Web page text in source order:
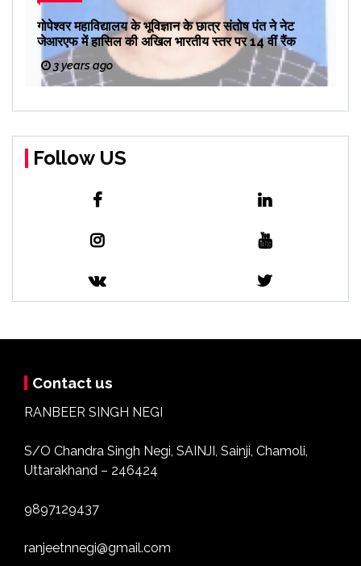
गोपेश्वर महाविद्यालय के भूविज्ञान के छात्र संतोष पंत ने नेट
जेआरएफ में हासिल की अखिल भारतीय स्तर पर 14 वीं रैंक
3 years ago
Follow US
Contact us
RANBEER SINGH NEGI
S/O Chandra Singh Negi, SAINJI, Sainji, Chamoli,
Uttarakhand – 246424
9897129437
ranjeetnnegi@gmail.com